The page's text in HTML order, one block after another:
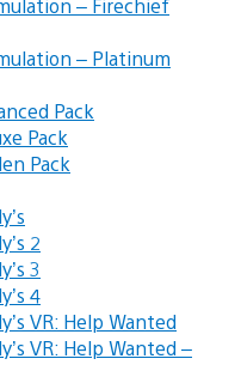
– Platinum
Pack
Pack
Pack
2
3
4
VR: Help Wanted
VR: Help Wanted –